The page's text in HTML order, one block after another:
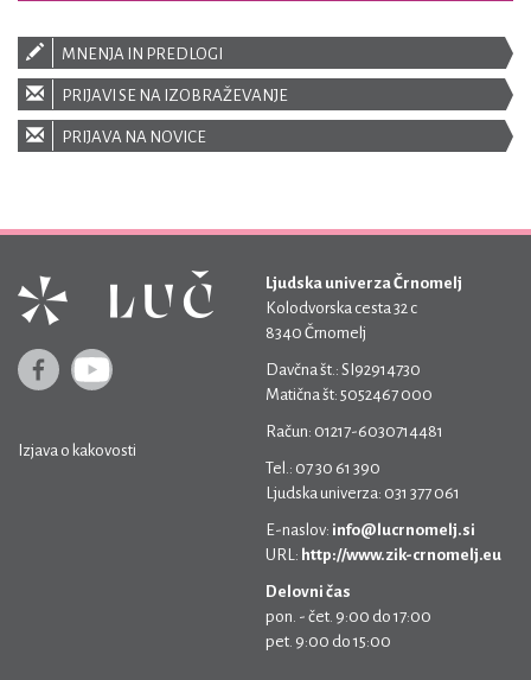
MNENJA IN PREDLOGI
PRIJAVI SE NA IZOBRAŽEVANJE
PRIJAVA NA NOVICE
Izjava o kakovosti
Ljudska univerza Črnomelj
Kolodvorska cesta 32 c
8340 Črnomelj
Davčna št.: SI92914730
Matična št: 5052467 000
Račun: 01217-6030714481
Tel.: 07 30 61 390
Ljudska univerza: 031 377 061
E-naslov: info@lucrnomelj.si
URL: http://www.zik-crnomelj.eu
Delovni čas
pon. - čet. 9:00 do 17:00
pet. 9:00 do 15:00